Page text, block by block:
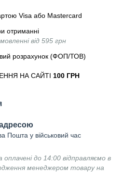
Visa або Mastercard
отриманні
від 595 грн
розрахунок (ФОП/ТОВ)
НА САЙТІ 100 ГРН
Пошта у військовий час
до 14:00 відправляємо в
менеджером товару на